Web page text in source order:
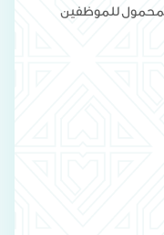
للموظفين